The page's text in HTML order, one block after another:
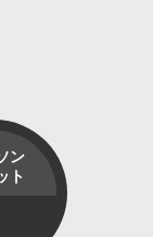
ン
ト